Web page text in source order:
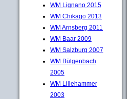
WM Lignano 2015
WM Chikago 2013
WM Arnsberg 2011
WM Baar 2009
WM Salzburg 2007
WM Bütgenbach
2005
WM Lillehammer
2003